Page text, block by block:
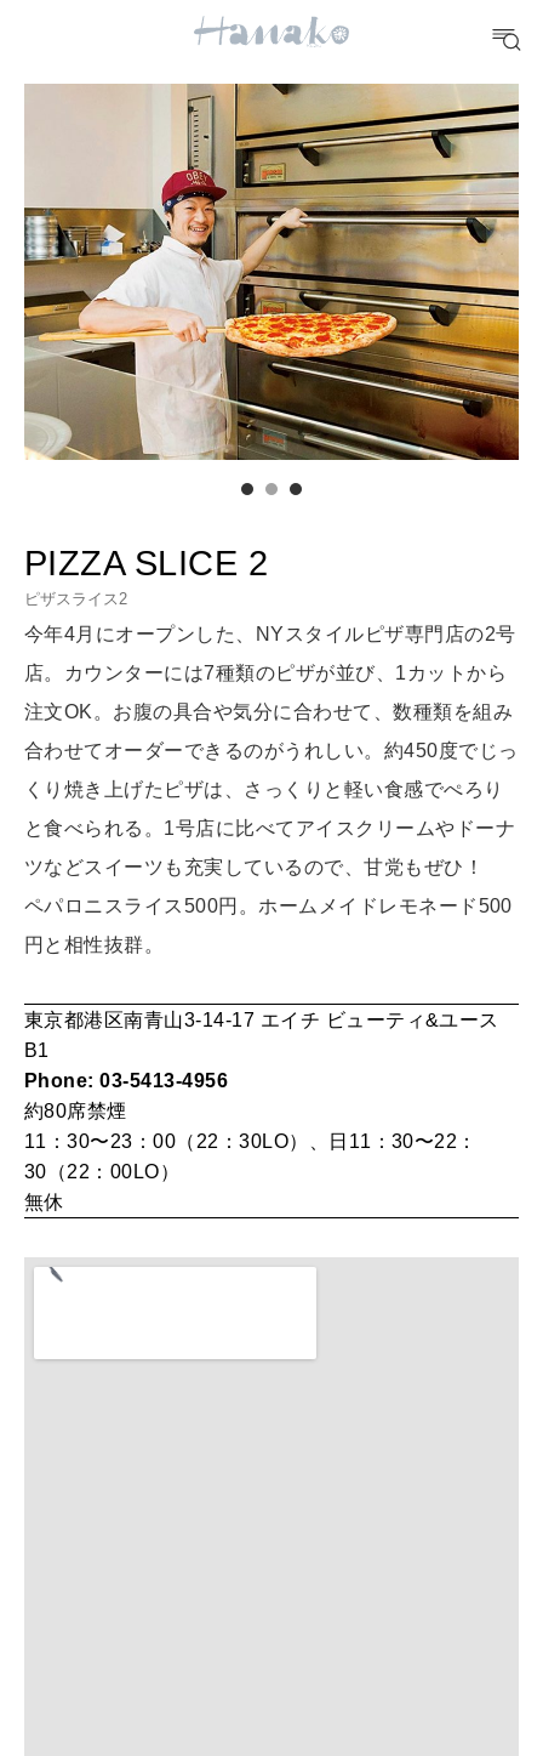
おいしい
TRAVEL
どこ行く？
FORTUNE
明日のわたし
[12星座別] Weekly Holoscope
[12星座別] Monthly Love Holoscope
算命学がわかる今月のあなた
HEALTH
自分にやさしく
LEARN
MAMA
ママもいろいろ
SUSTAINABLE
わたしができること
いい人生って？
2026年7月号「鎌倉 ローカルが 教えてくれた 本当の歩き方。」
MAGAZINE
PIZZA SLICE 2
ピザスライス2
今年4月にオープンした、NYスタイルピザ専門店の2号
店。カウンターには7種類のピザが並び、1カットから
注文OK。お腹の具合や気分に合わせて、数種類を組み
合わせてオーダーできるのがうれしい。約450度でじっ
くり焼き上げたピザは、さっくりと軽い食感でぺろり
と食べられる。1号店に比べてアイスクリームやドーナ
ツなどスイーツも充実しているので、甘党もぜひ！
ペパロニスライス500円。ホームメイドレモネード500
円と相性抜群。
東京都港区南青山3-14-17 エイチ ビューティ&ユース
B1
Phone: 03-5413-4956
約80席禁煙
11：30〜23：00（22：30LO）、日11：30〜22：
30（22：00LO）
無休